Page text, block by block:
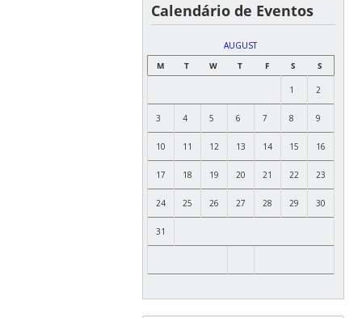
Calendário de Eventos
AUGUST
M
T W T F S S
1 2
3 4 5 6 7 8 9
10 11 12 13 14 15 16
17 18 19 20 21 22 23
24 25 26 27 28 29 30
31